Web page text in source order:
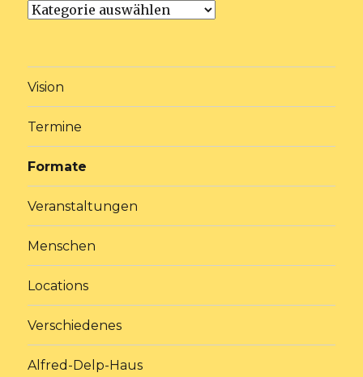
Kategorien
Vision
Termine
Formate
Veranstaltungen
Menschen
Locations
Verschiedenes
Alfred-Delp-Haus